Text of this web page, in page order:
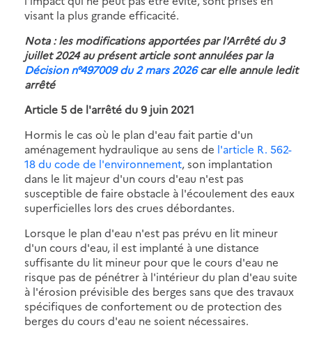
visant la plus grande efficacité.
Nota : les modifications apportées par l'Arrêté du 3
juillet 2024 au présent article sont annulées par la
Décision n°497009 du 2 mars 2026car elle annule ledit
arrêté
Article 5 de l'arrêté du 9 juin 2021
Hormis le cas où le plan d'eau fait partie d'un
aménagement hydraulique au sens de l'article R. 562-
18 du code de l'environnement, son implantation
dans le lit majeur d'un cours d'eau n'est pas
susceptible de faire obstacle à l'écoulement des eaux
superficielles lors des crues débordantes.
Lorsque le plan d'eau n'est pas prévu en lit mineur
d'un cours d'eau, il est implanté à une distance
suffisante du lit mineur pour que le cours d'eau ne
risque pas de pénétrer à l'intérieur du plan d'eau suite
à l'érosion prévisible des berges sans que des travaux
spécifiques de confortement ou de protection des
berges du cours d'eau ne soient nécessaires.